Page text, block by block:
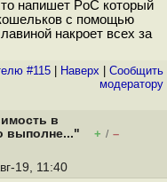
напишет PoC который
с помощью
накроет всех за
#115 Наверх
Cообщить
модератору
в
выполне..."
+ / –
19, 11:40